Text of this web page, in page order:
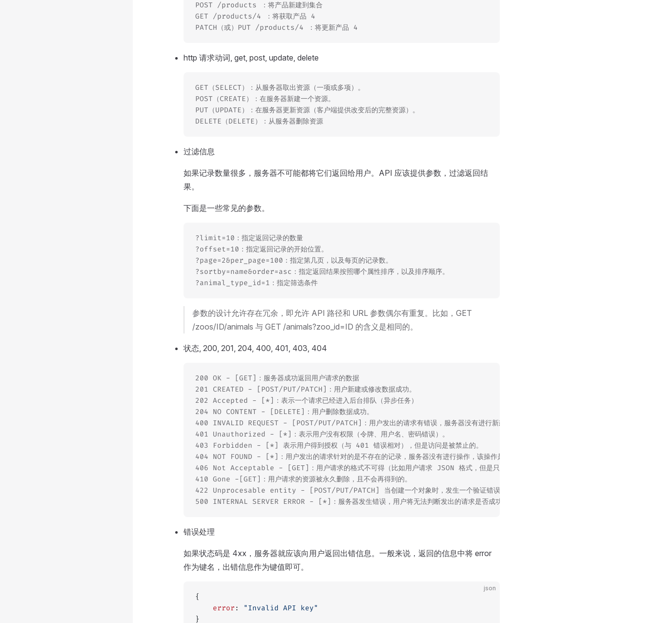
POST /products ：将产品新建到集合
GET /products/4 ：将获取产品 4
PATCH（或）PUT /products/4 ：将更新产品 4
http 请求动词, get, post, update, delete
GET（SELECT）：从服务器取出资源（一项或多项）。
POST（CREATE）：在服务器新建一个资源。
PUT（UPDATE）：在服务器更新资源（客户端提供改变后的完整资源）。
DELETE（DELETE）：从服务器删除资源
过滤信息
如果记录数量很多，服务器不可能都将它们返回给用户。API 应该提供参数，过滤返回结
果。
下面是一些常见的参数。
?limit=10：指定返回记录的数量
?offset=10：指定返回记录的开始位置。
?page=2&per_page=100：指定第几页，以及每页的记录数。
?sortby=name&order=asc：指定返回结果按照哪个属性排序，以及排序顺序。
?animal_type_id=1：指定筛选条件
参数的设计允许存在冗余，即允许 API 路径和 URL 参数偶尔有重复。比如，GET
/zoos/ID/animals 与 GET /animals?zoo_id=ID 的含义是相同的。
状态, 200, 201, 204, 400, 401, 403, 404
200 OK - [GET]：服务器成功返回用户请求的数据
201 CREATED - [POST/PUT/PATCH]：用户新建或修改数据成功。
202 Accepted - [*]：表示一个请求已经进入后台排队（异步任务）
204 NO CONTENT - [DELETE]：用户删除数据成功。
400 INVALID REQUEST - [POST/PUT/PATCH]：用户发出的请求有错误，服务器没有进行新建或修改数据的操作
401 Unauthorized - [*]：表示用户没有权限（令牌、用户名、密码错误）。
403 Forbidden - [*] 表示用户得到授权（与 401 错误相对），但是访问是被禁止的。
404 NOT FOUND - [*]：用户发出的请求针对的是不存在的记录，服务器没有进行操作，该操作是幂等的。
406 Not Acceptable - [GET]：用户请求的格式不可得（比如用户请求 JSON 格式，但是只有 XML 格式）。
410 Gone -[GET]：用户请求的资源被永久删除，且不会再得到的。
422 Unprocesable entity - [POST/PUT/PATCH] 当创建一个对象时，发生一个验证错误。
500 INTERNAL SERVER ERROR - [*]：服务器发生错误，用户将无法判断发出的请求是否成功。
错误处理
如果状态码是 4xx，服务器就应该向用户返回出错信息。一般来说，返回的信息中将 error
作为键名，出错信息作为键值即可。
json
{
    error
:
"Invalid API key"
}